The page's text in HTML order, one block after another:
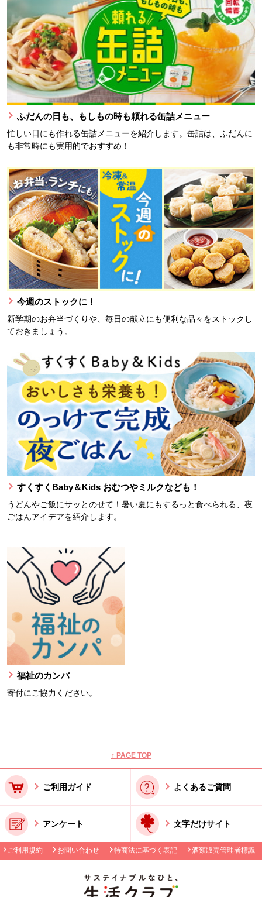
ふだんの日も、もしもの時も頼れる缶詰メニュー
忙しい日にも作れる缶詰メニューを紹介します。缶詰は、ふだんに
も非常時にも実用的でおすすめ！
今週のストックに！
新学期のお弁当づくりや、毎日の献立にも便利な品々をストックし
ておきましょう。
すくすくBaby＆Kids おむつやミルクなども！
うどんやご飯にサッとのせて！暑い夏にもするっと食べられる、夜
ごはんアイデアを紹介します。
福祉のカンパ
寄付にご協力ください。
↑ PAGE TOP
ご利用ガイド よくあるご質問
アンケート 文字だけサイト
ご利用規約 お問い合わせ 特商法に基づく表記 酒類販売管理者標識